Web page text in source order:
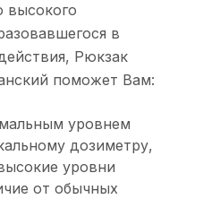
высокого
в
Рюкзак
поможет Вам:
уровнем
дозиметру,
уровни
от обычных